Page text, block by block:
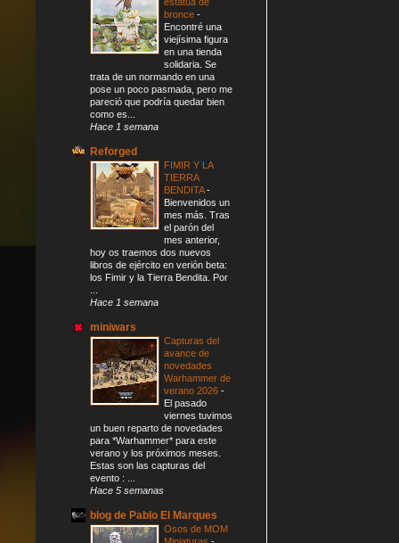
bronce -
Encontré una
viejísima figura
en una tienda
solidaria. Se
trata de un normando en una
pose un poco pasmada, pero me
pareció que podría quedar bien
como es...
Hace 1 semana
Reforged
FIMIR Y LA
TIERRA
BENDITA-
Bienvenidos un
mes más. Tras
el parón del
mes anterior,
hoy os traemos dos nuevos
libros de ejército en verión beta:
los Fimir y la Tierra Bendita. Por
Hace 1 semana
miniwars
Capturas del
avance de
novedades
Warhammer de
verano 2026 -
El pasado
viernes tuvimos
un buen reparto de novedades
para *Warhammer* para este
verano y los próximos meses.
Estas son las capturas del
evento : ...
Hace 5 semanas
blog de Pablo El Marques
Osos de MOM